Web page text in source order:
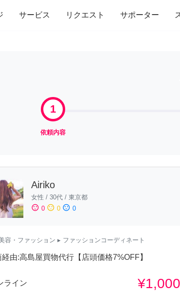
サービス リクエスト サポーター
家事 引っ越し インテリア 趣味
1
依頼内容
Airiko
女性 / 30代 / 東京都
sentiment_satisfied 0 sentiment_neutral 0 sentiment_dissatisfied 0
容・ファッション ▸ ファッションコーディネート
由:高島屋買物代行【店頭価格7%OFF】
ライン ¥1,000